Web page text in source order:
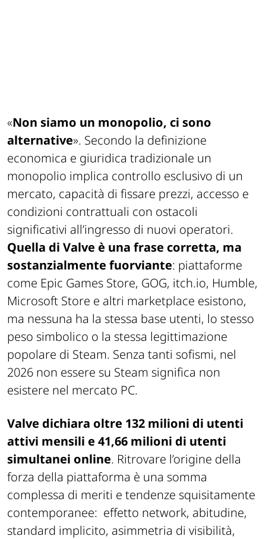
«Non siamo un monopolio, ci sono
alternative». Secondo la definizione
economica e giuridica tradizionale un
monopolio implica controllo esclusivo di un
mercato, capacità di fissare prezzi, accesso e
condizioni contrattuali con ostacoli
significativi all’ingresso di nuovi operatori.
Quella di Valve è una frase corretta, ma
sostanzialmente fuorviante: piattaforme
come Epic Games Store, GOG, itch.io, Humble,
Microsoft Store e altri marketplace esistono,
ma nessuna ha la stessa base utenti, lo stesso
peso simbolico o la stessa legittimazione
popolare di Steam. Senza tanti sofismi, nel
2026 non essere su Steam significa non
esistere nel mercato PC.
Valve dichiara oltre 132 milioni di utenti
attivi mensili e 41,66 milioni di utenti
simultanei online. Ritrovare l’origine della
forza della piattaforma è una somma
complessa di meriti e tendenze squisitamente
contemporanee: effetto network, abitudine,
standard implicito, asimmetria di visibilità,